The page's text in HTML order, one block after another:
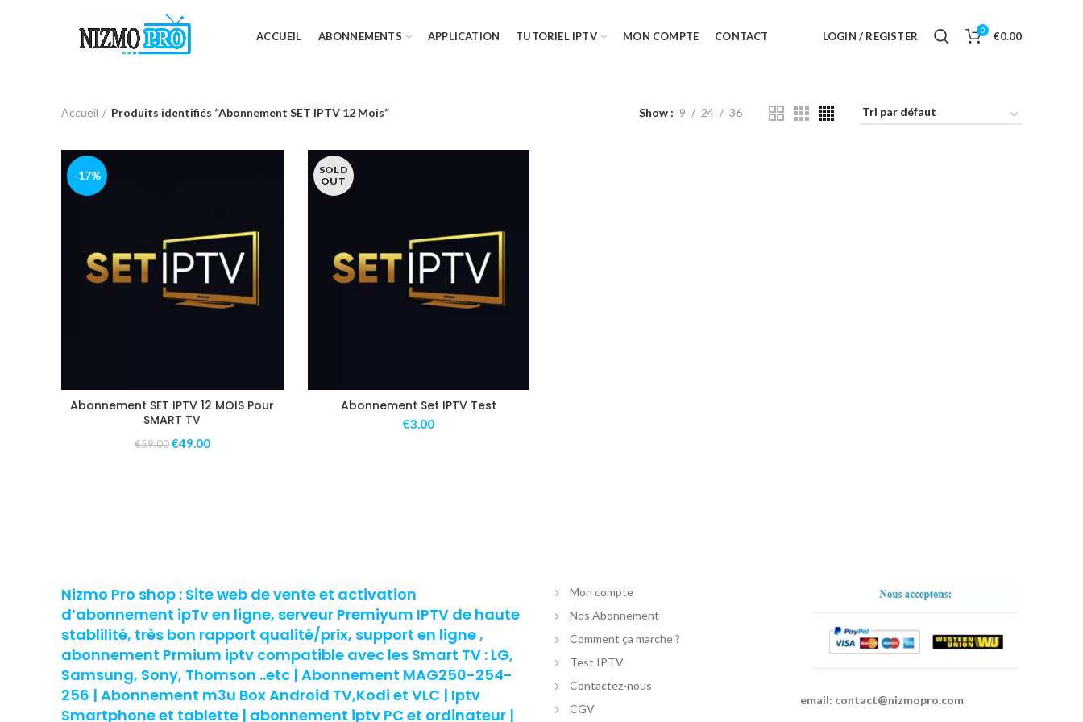
ACCUEIL ABONNEMENTS APPLICATION TUTORIEL IPTV MON COMPTE CONTACT LOGIN / REGISTER 0 €0.00
Accueil Produits identifiés “Abonnement SET IPTV 12 Mois” Show 9 24 36
-17%
Abonnement SET IPTV 12 MOIS Pour
SMART TV
€59.00 €49.00
SOLD
OUT
Abonnement Set IPTV Test
€3.00
Nizmo Pro shop : Site web de vente et activation
d’abonnement ipTv en ligne, serveur Premiyum IPTV de haute
stablilité, très bon rapport qualité/prix, support en ligne ,
abonnement Prmium iptv compatible avec les Smart TV : LG,
Samsung, Sony, Thomson ..etc | Abonnement MAG250-254-
256 | Abonnement m3u Box Android TV,Kodi et VLC | Iptv
Smartphone et tablette | abonnement iptv PC et ordinateur |
Mon compte
Nos Abonnement
Comment ça marche ?
Test IPTV
Contactez-nous
CGV
email: contact@nizmopro.com